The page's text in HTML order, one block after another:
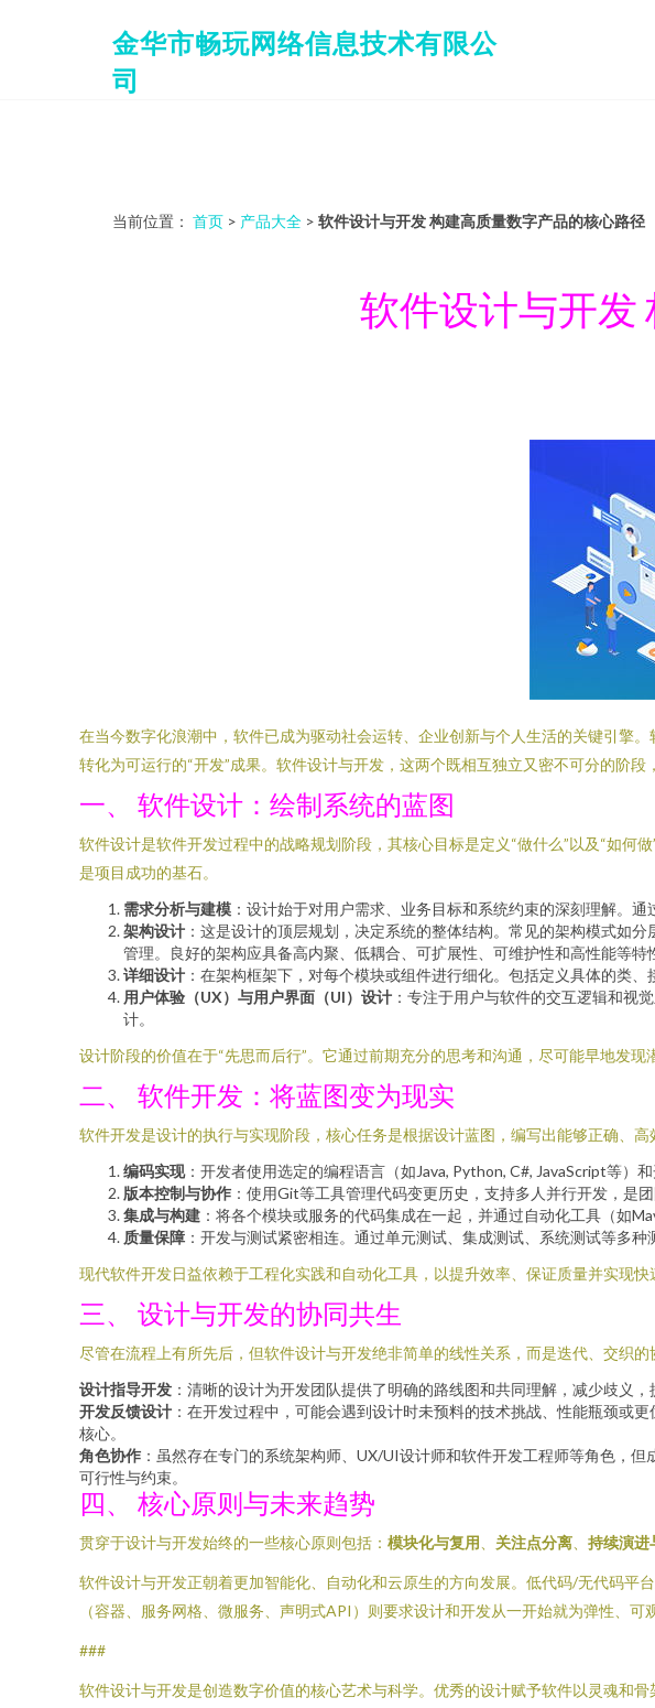
金华市畅玩网络信息技术有限公
司
当前位置： 首页 > 产品大全 > 软件设计与开发 构建高质量数字产品的核心路径
软件设计与开发
在当今数字化浪潮中，软件已成为驱动社会运转、企业创新与个人生活的关键引擎
转化为可运行的“开发”成果。软件设计与开发，这两个既相互独立又密不可分的阶
一、 软件设计：绘制系统的蓝图
软件设计是软件开发过程中的战略规划阶段，其核心目标是定义“做什么”以及“如
是项目成功的基石。
需求分析与建模 ：设计始于对用户需求、业务目标和系统约束的深刻理解。
架构设计 ：这是设计的顶层规划，决定系统的整体结构。常见的架构模式如
管理。良好的架构应具备高内聚、低耦合、可扩展性、可维护性和高性能等特
详细设计 ：在架构框架下，对每个模块或组件进行细化。包括定义具体的类
用户体验（UX）与用户界面（UI）设计 ：专注于用户与软件的交互逻辑和视
计。
设计阶段的价值在于“先思而后行”。它通过前期充分的思考和沟通，尽可能早地发
二、 软件开发：将蓝图变为现实
软件开发是设计的执行与实现阶段，核心任务是根据设计蓝图，编写出能够正确、
编码实现：开发者使用选定的编程语言（如Java, Python, C#, JavaScript等）
版本控制与协作 ：使用Git等工具管理代码变更历史，支持多人并行开发，是团
集成与构建 ：将各个模块或服务的代码集成在一起，并通过自动化工具（如
质量保障 ：开发与测试紧密相连。通过单元测试、集成测试、系统测试等多
现代软件开发日益依赖于工程化实践和自动化工具，以提升效率、保证质量并实现快
三、 设计与开发的协同共生
尽管在流程上有所先后，但软件设计与开发绝非简单的线性关系，而是迭代、交织的
设计指导开发 ：清晰的设计为开发团队提供了明确的路线图和共同理解，减少歧义，
开发反馈设计 ：在开发过程中，可能会遇到设计时未预料的技术挑战、性能瓶颈或
核心。
角色协作 ：虽然存在专门的系统架构师、UX/UI设计师和软件开发工程师等角色，
可行性与约束。
四、 核心原则与未来趋势
贯穿于设计与开发始终的一些核心原则包括： 模块化与复用 关注点分离 持续演进
软件设计与开发正朝着更加智能化、自动化和云原生的方向发展。低代码/无代码
（容器、服务网格、微服务、声明式API）则要求设计和开发从一开始就为弹性、可
###
软件设计与开发是创造数字价值的核心艺术与科学。优秀的设计赋予软件以灵魂和